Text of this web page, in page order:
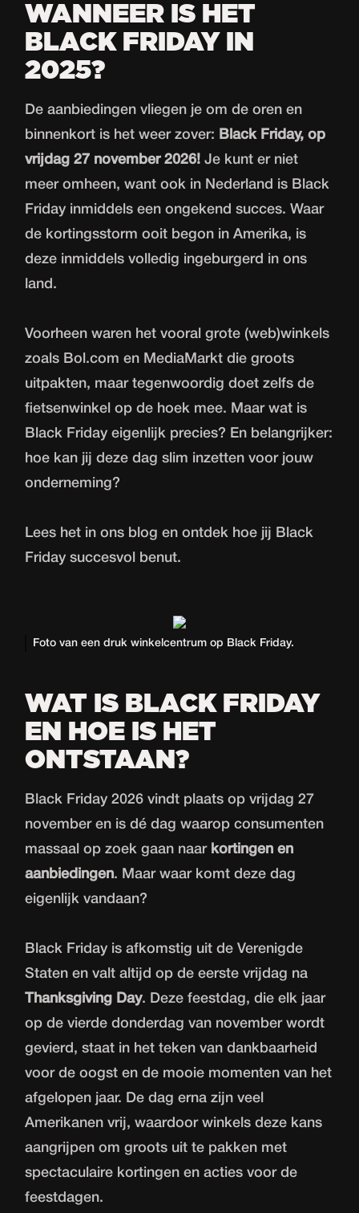
WANNEER IS HET
BLACK FRIDAY IN
2025?
De aanbiedingen vliegen je om de oren en
binnenkort is het weer zover:
Black Friday, op
vrijdag 27 november 2026! Je kunt er niet
meer omheen, want ook in Nederland is Black
Friday inmiddels een ongekend succes. Waar
de kortingsstorm ooit begon in Amerika, is
deze inmiddels volledig ingeburgerd in ons
land.
Voorheen waren het vooral grote (web)winkels
zoals Bol.com en MediaMarkt die groots
uitpakten, maar tegenwoordig doet zelfs de
fietsenwinkel op de hoek mee. Maar wat is
Black Friday eigenlijk precies? En belangrijker:
hoe kan jij deze dag slim inzetten voor jouw
onderneming?
Lees het in ons blog en ontdek hoe jij Black
Friday succesvol benut.
Foto van een druk winkelcentrum op Black Friday.
WAT IS BLACK FRIDAY
EN HOE IS HET
ONTSTAAN?
Black Friday 2026 vindt plaats op vrijdag 27
november en is dé dag waarop consumenten
massaal op zoek gaan naar kortingen en
aanbiedingen. Maar waar komt deze dag
eigenlijk vandaan?
Black Friday is afkomstig uit de Verenigde
Staten en valt altijd op de eerste vrijdag na
Thanksgiving Day. Deze feestdag, die elk jaar
op de vierde donderdag van november wordt
gevierd, staat in het teken van dankbaarheid
voor de oogst en de mooie momenten van het
afgelopen jaar. De dag erna zijn veel
Amerikanen vrij, waardoor winkels deze kans
aangrijpen om groots uit te pakken met
spectaculaire kortingen en acties voor de
feestdagen.
ontstaan?
Cyber Monday?
niet te missen
DigiSwift